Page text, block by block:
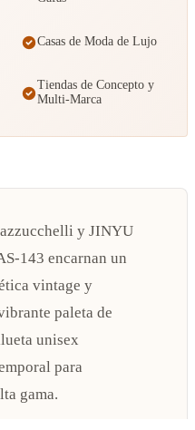
Casas de Moda de Lujo
Tiendas de Concepto y
Multi-Marca
y JINYU
143 encarnan un
vintage y
paleta de
unisex
para
gama.